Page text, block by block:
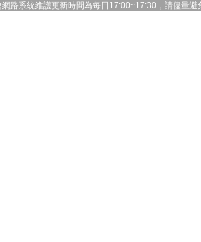
網路系統維護更新時間為每日17:00~17:30，請儘量